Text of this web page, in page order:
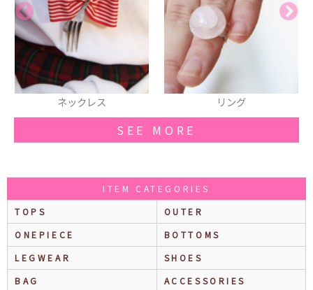
SEE MORE
ITEM CATEGORIES
TOPS
OUTER
ONEPIECE
BOTTOMS
LEGWEAR
SHOES
BAG
ACCESSORIES